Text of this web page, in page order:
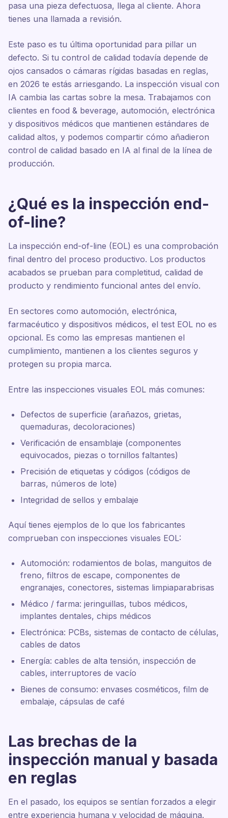
pasa una pieza defectuosa, llega al cliente. Ahora
tienes una llamada a revisión.
Este paso es tu última oportunidad para pillar un
defecto. Si tu control de calidad todavía depende de
ojos cansados o cámaras rígidas basadas en reglas,
en 2026 te estás arriesgando. La inspección visual con
IA cambia las cartas sobre la mesa. Trabajamos con
clientes en food & beverage, automoción, electrónica
y dispositivos médicos que mantienen estándares de
calidad altos, y podemos compartir cómo añadieron
control de calidad basado en IA al final de la línea de
producción.
¿Qué es la inspección end-
of-line?
La inspección end-of-line (EOL) es una comprobación
final dentro del proceso productivo. Los productos
acabados se prueban para completitud, calidad de
producto y rendimiento funcional antes del envío.
En sectores como automoción, electrónica,
farmacéutico y dispositivos médicos, el test EOL no es
opcional. Es como las empresas mantienen el
cumplimiento, mantienen a los clientes seguros y
protegen su propia marca.
Entre las inspecciones visuales EOL más comunes:
Defectos de superficie (arañazos, grietas,
quemaduras, decoloraciones)
Verificación de ensamblaje (componentes
equivocados, piezas o tornillos faltantes)
Precisión de etiquetas y códigos (códigos de
barras, números de lote)
Integridad de sellos y embalaje
Aquí tienes ejemplos de lo que los fabricantes
comprueban con inspecciones visuales EOL:
Automoción: rodamientos de bolas, manguitos de
freno, filtros de escape, componentes de
engranajes, conectores, sistemas limpiaparabrisas
Médico / farma: jeringuillas, tubos médicos,
implantes dentales, chips médicos
Electrónica: PCBs, sistemas de contacto de células,
cables de datos
Energía: cables de alta tensión, inspección de
cables, interruptores de vacío
Bienes de consumo: envases cosméticos, film de
embalaje, cápsulas de café
Las brechas de la
inspección manual y basada
en reglas
En el pasado, los equipos se sentían forzados a elegir
entre experiencia humana y velocidad de máquina.